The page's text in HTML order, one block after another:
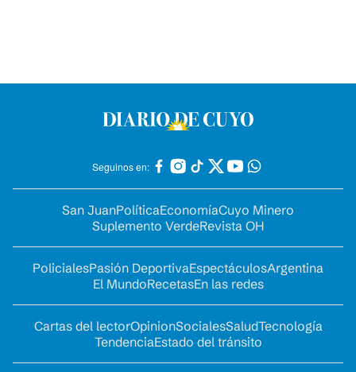
Seguinos en:
San JuanPolíticaEconomíaCuyo Minero
Suplemento VerdeRevista OH
PolicialesPasión DeportivaEspectáculosArgentina
El MundoRecetasEn las redes
Cartas del lectorOpinionSocialesSaludTecnología
TendenciaEstado del tránsito